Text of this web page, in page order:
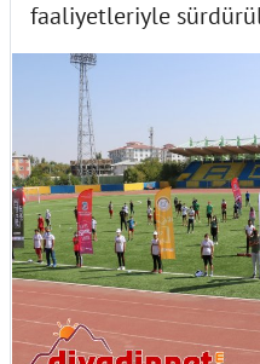
faaliyetleriyle